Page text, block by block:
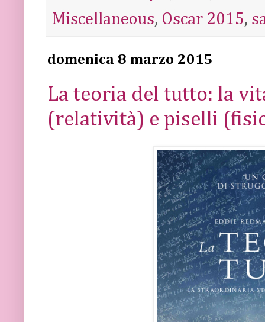
Miscellaneous, Oscar 2015,
domenica 8 marzo 2015
La teoria del tutto: la
(relatività) e piselli